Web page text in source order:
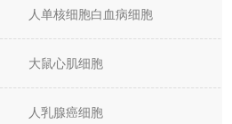
人单核细胞白血病细胞
大鼠心肌细胞
人乳腺癌细胞